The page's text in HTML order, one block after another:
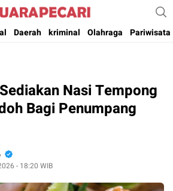
Suara Pecari
Negeri ( Berita Aktual & Terpercaya )
Daerah kriminal Olahraga Pariwisata
Nasi Tempong
Bagi Penumpang
- 18:20 WIB